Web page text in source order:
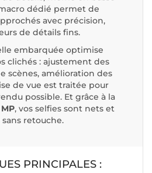
dédié permet de
avec précision,
de détails fins.
embarquée optimise
clichés : ajustement des
scènes, amélioration des
de vue est traitée pour
possible. Et grâce à la
, vos selfies sont nets et
retouche.
PRINCIPALES :